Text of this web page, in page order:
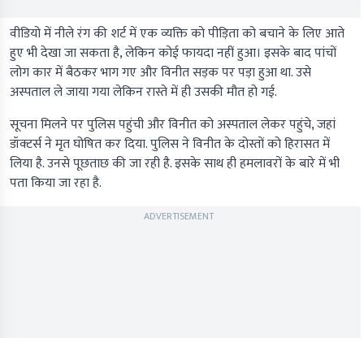
वीडियो में नीले रंग की शर्ट में एक व्यक्ति को पीड़िता को बचाने के लिए आते
हुए भी देखा जा सकता है, लेकिन कोई फायदा नहीं हुआ। इसके बाद पांचों
लोग कार में बैठकर भाग गए और विनीत सड़क पर पड़ा हुआ था. उसे
अस्पताल ले जाया गया लेकिन रास्ते में ही उसकी मौत हो गई.
सूचना मिलने पर पुलिस पहुंची और विनीत को अस्पताल लेकर पहुंचे, जहां
डॉक्टर्स ने मृत घोषित कर दिया. पुलिस ने विनीत के दोस्तों को हिरासत में
लिया है. उनसे पूछताछ की जा रही है. इसके साथ ही हमलावरों के बारे में भी
पता किया जा रहा है.
ADVERTISEMENT